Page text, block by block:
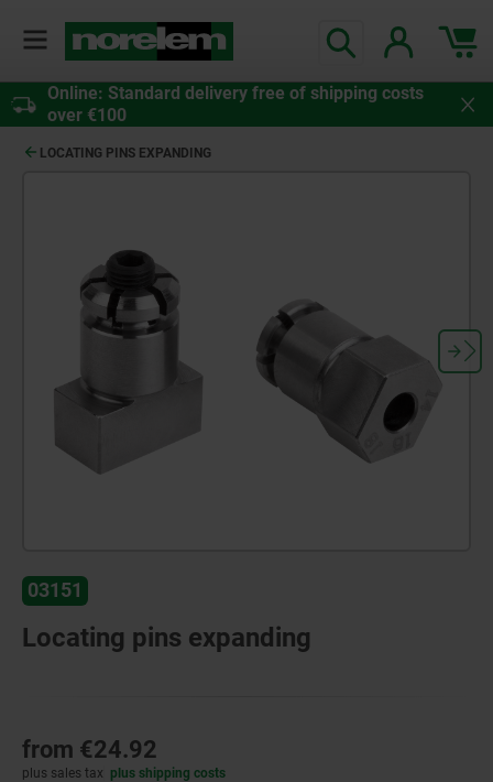
Online: Standard delivery free of shipping costs
over €100
LOCATING PINS EXPANDING
03151
Locating pins expanding
from €24.92
plus sales tax plus shipping costs